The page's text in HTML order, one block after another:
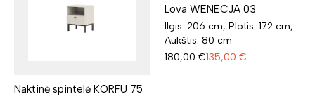
Naktinė spintelė KORFU 75
Lova WENECJA 03
Ilgis: 206 cm, Plotis: 172 cm,
Aukštis: 80 cm
180,00 €135,00 €